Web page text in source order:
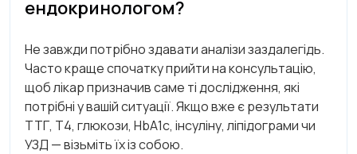
ендокринологом?
Не завжди потрібно здавати аналізи заздалегідь.
Часто краще спочатку прийти на консультацію,
щоб лікар призначив саме ті дослідження, які
потрібні у вашій ситуації. Якщо вже є результати
ТТГ, Т4, глюкози, HbA1c, інсуліну, ліпідограми чи
УЗД — візьміть їх із собою.